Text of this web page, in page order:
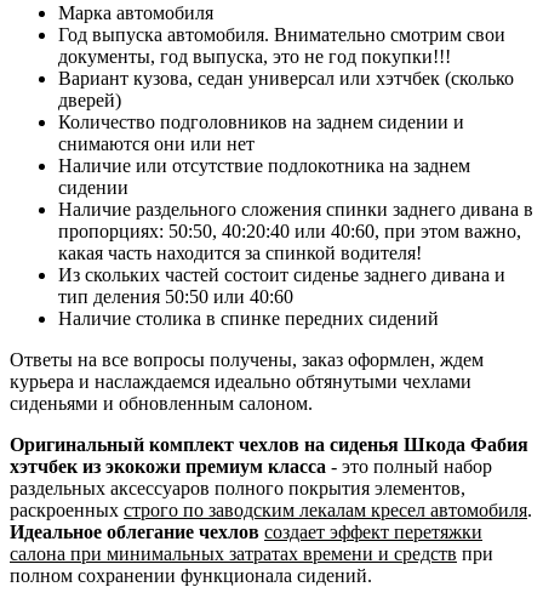
Марка автомобиля
Год выпуска автомобиля. Внимательно смотрим свои
документы, год выпуска, это не год покупки!!!
Вариант кузова, седан универсал или хэтчбек (сколько
дверей)
Количество подголовников на заднем сидении и
снимаются они или нет
Наличие или отсутствие подлокотника на заднем
сидении
Наличие раздельного сложения спинки заднего дивана в
пропорциях: 50:50, 40:20:40 или 40:60, при этом важно,
какая часть находится за спинкой водителя!
Из скольких частей состоит сиденье заднего дивана и
тип деления 50:50 или 40:60
Наличие столика в спинке передних сидений
Ответы на все вопросы получены, заказ оформлен, ждем
курьера и наслаждаемся идеально обтянутыми чехлами
сиденьями и обновленным салоном.
Оригинальный комплект чехлов на сиденья Шкода Фабия
хэтчбек из экокожи премиум класса - это полный набор
раздельных аксессуаров полного покрытия элементов,
раскроенных строго по заводским лекалам кресел автомобиля.
Идеальное облегание чехлов создает эффект перетяжки
салона при минимальных затратах времени и средств при
полном сохранении функционала сидений.